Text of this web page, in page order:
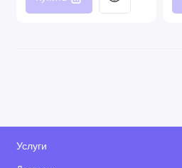
Услуги